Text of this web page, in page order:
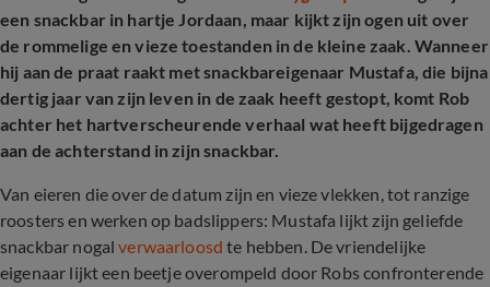
een snackbar in hartje Jordaan, maar kijkt zijn ogen uit over
de rommelige en vieze toestanden in de kleine zaak. Wanneer
hij aan de praat raakt met snackbareigenaar Mustafa, die bijna
dertig jaar van zijn leven in de zaak heeft gestopt, komt Rob
achter het hartverscheurende verhaal wat heeft bijgedragen
aan de achterstand in zijn snackbar.
Van eieren die over de datum zijn en vieze vlekken, tot ranzige
roosters en werken op badslippers: Mustafa lijkt zijn geliefde
snackbar nogalverwaarloosd te hebben. De vriendelijke
eigenaar lijkt een beetje overompeld door Robs confronterende